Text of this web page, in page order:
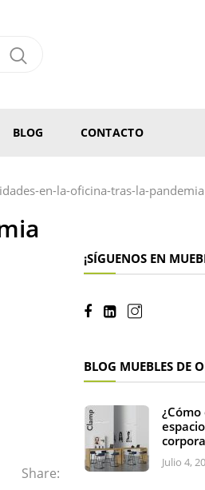
BLOG CONTACTO
en-la-oficina-tras-la-pandemia
Share:
¡SÍGUENOS EN
BLOG MUEBLES DE
Julio 4,